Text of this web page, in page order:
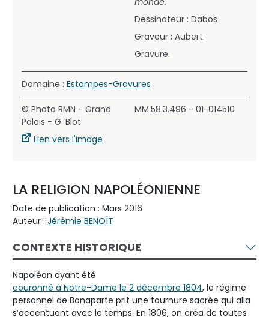
Dessinateur : Dabos
Graveur : Aubert.
Gravure.
Domaine : Estampes-Gravures
© Photo RMN - Grand
Palais - G. Blot
Lien vers l'image
MM.58.3.496 - 01-014510
LA RELIGION NAPOLÉONIENNE
Date de publication : Mars 2016
Auteur : Jérémie BENOÎT
CONTEXTE HISTORIQUE
Napoléon ayant été
couronné à Notre-Dame le 2 décembre 1804, le régime
personnel de Bonaparte prit une tournure sacrée qui alla
s’accentuant avec le temps. En 1806, on créa de toutes